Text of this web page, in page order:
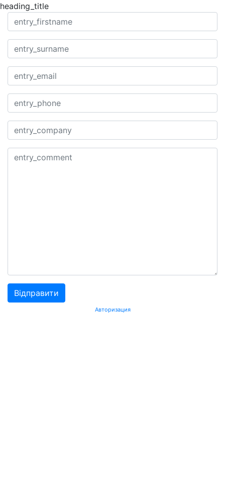
heading_title
Авторизация